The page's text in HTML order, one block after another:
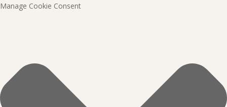
Manage Cookie Consent